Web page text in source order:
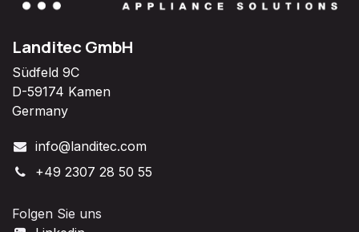
Landitec GmbH
Südfeld 9C
D-59174 Kamen
Germany
info@landitec.com
+49 2307 28 50 55
Folgen Sie uns